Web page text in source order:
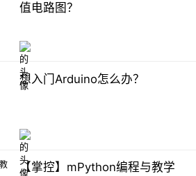
值电路图？
想入门Arduino怎么办？
【掌控】mPython编程与教学